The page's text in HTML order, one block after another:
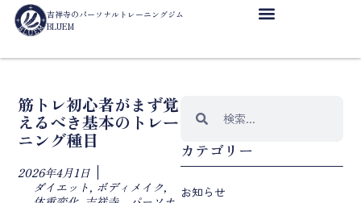
吉祥寺のパーソナルトレーニングジム
BLUEM
筋トレ初心者がまず覚
えるべき基本のトレー
ニング種目
2026年4月1日
ダイエット, ボディメイク,
カテゴリー
お知らせ